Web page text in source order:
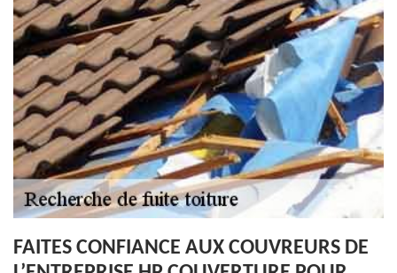
FAITES CONFIANCE AUX COUVREURS DE